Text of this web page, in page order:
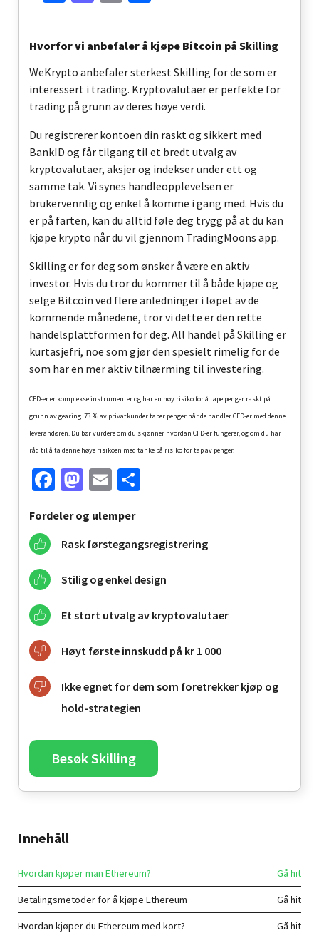
Hvorfor vi anbefaler å kjøpe Bitcoin på Skilling
WeKrypto anbefaler sterkest Skilling for de som er
interessert i trading. Kryptovalutaer er perfekte for
trading på grunn av deres høye verdi.
Du registrerer kontoen din raskt og sikkert med
BankID og får tilgang til et bredt utvalg av
kryptovalutaer, aksjer og indekser under ett og
samme tak. Vi synes handleopplevelsen er
brukervennlig og enkel å komme i gang med. Hvis du
er på farten, kan du alltid føle deg trygg på at du kan
kjøpe krypto når du vil gjennom TradingMoons app.
Skilling er for deg som ønsker å være en aktiv
investor. Hvis du tror du kommer til å både kjøpe og
selge Bitcoin ved flere anledninger i løpet av de
kommende månedene, tror vi dette er den rette
handelsplattformen for deg. All handel på Skilling er
kurtasjefri, noe som gjør den spesielt rimelig for de
som har en mer aktiv tilnærming til investering.
CFD-er er komplekse instrumenter og har en høy risiko for å tape penger raskt på
grunn av gearing. 73 % av privatkunder taper penger når de handler CFD-er med denne
leverandøren. Du bør vurdere om du skjønner hvordan CFD-er fungerer, og om du har
råd til å ta denne høye risikoen med tanke på risiko for tap av penger.
Facebook
Mastodon
Email
Fordeler og ulemper
Rask førstegangsregistrering
Stilig og enkel design
Et stort utvalg av kryptovalutaer
Høyt første innskudd på kr 1 000
Ikke egnet for dem som foretrekker kjøp og
hold-strategien
Besøk Skilling
Innehåll
Hvordan kjøper man Ethereum?
Betalingsmetoder for å kjøpe Ethereum
Hvordan kjøper du Ethereum med kort?